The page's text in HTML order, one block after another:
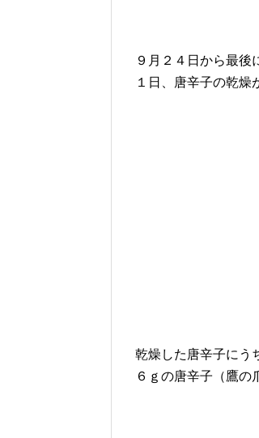
９月２４日から最後
１日、唐辛子の乾燥
乾燥した唐辛子にう
６ｇの唐辛子（鷹の